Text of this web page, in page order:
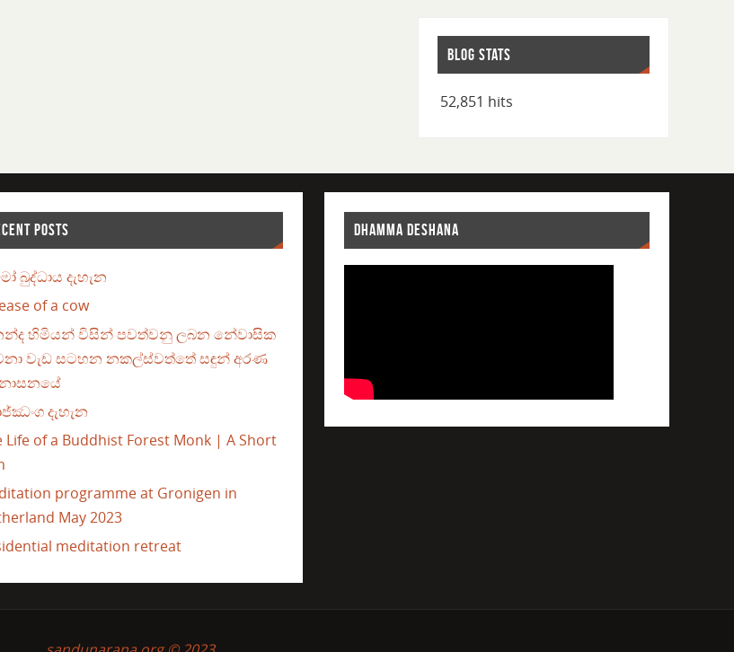
BLOG STATS
52,851 hits
POSTS
බුද්ධාය දැහැන
of a cow
හිමියන් විසින් පවත්වනු ලබන නේවාසික
වැඩ සටහන නකල්ස්වත්තේ සඳුන් අරණ
දැහැන
Life of a Buddhist Forest Monk | A Short
programme at Gronigen in
May 2023
meditation retreat
DHAMMA DESHANA